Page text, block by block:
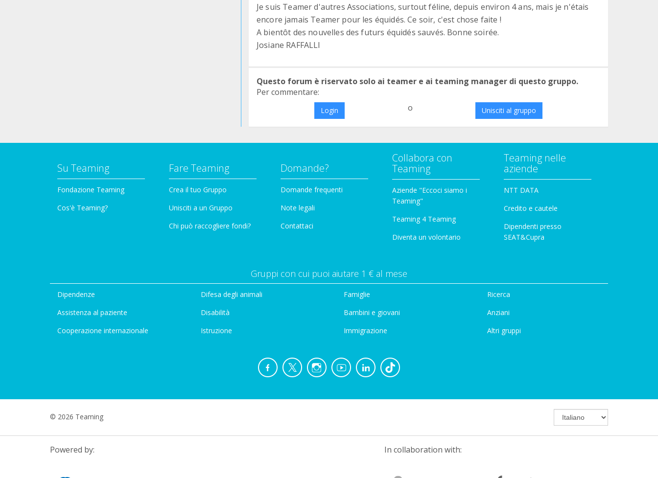
Je suis Teamer d'autres Associations, surtout féline, depuis environ 4 ans, mais je n'étais
encore jamais Teamer pour les équidés. Ce soir, c'est chose faite !
A bientôt des nouvelles des futurs équidés sauvés. Bonne soirée.
Josiane RAFFALLI
Questo forum è riservato solo ai teamer e ai teaming manager di questo gruppo.
Per commentare:
Login o Unisciti al gruppo
Su Teaming
Fondazione Teaming
Cos'è Teaming?
Fare Teaming
Crea il tuo Gruppo
Unisciti a un Gruppo
Chi può raccogliere fondi?
Domande?
Domande frequenti
Note legali
Contattaci
Collabora con
Teaming
Aziende "Eccoci siamo i
Teaming"
Teaming 4 Teaming
Diventa un volontario
Teaming nelle
aziende
NTT DATA
Credito e cautele
Dipendenti presso
SEAT&Cupra
Gruppi con cui puoi aiutare 1 € al mese
Dipendenze
Assistenza al paziente
Cooperazione internazionale
Difesa degli animali
Disabilità
Istruzione
Famiglie
Bambini e giovani
Immigrazione
Ricerca
Anziani
Altri gruppi
© 2026 Teaming
Powered by: In collaboration with: